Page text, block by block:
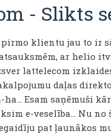
- Slikts
klientu jau to ir
ar helio
lattelecom
daļas
Esam saņēmuši
e-veselība... Nu no
pat ļaunākos